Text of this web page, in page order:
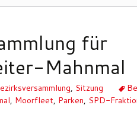
für
Mahnmal
, Sitzung
, Moorfleet, Parken, SPD-